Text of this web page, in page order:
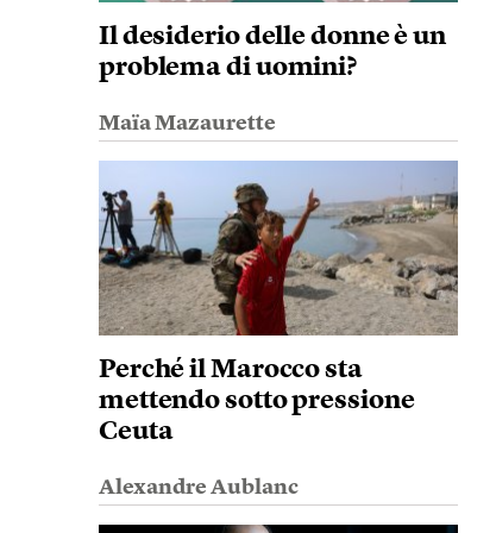
Il desiderio delle donne è un
problema di uomini?
Maïa Mazaurette
Perché il Marocco sta
mettendo sotto pressione
Ceuta
Alexandre Aublanc